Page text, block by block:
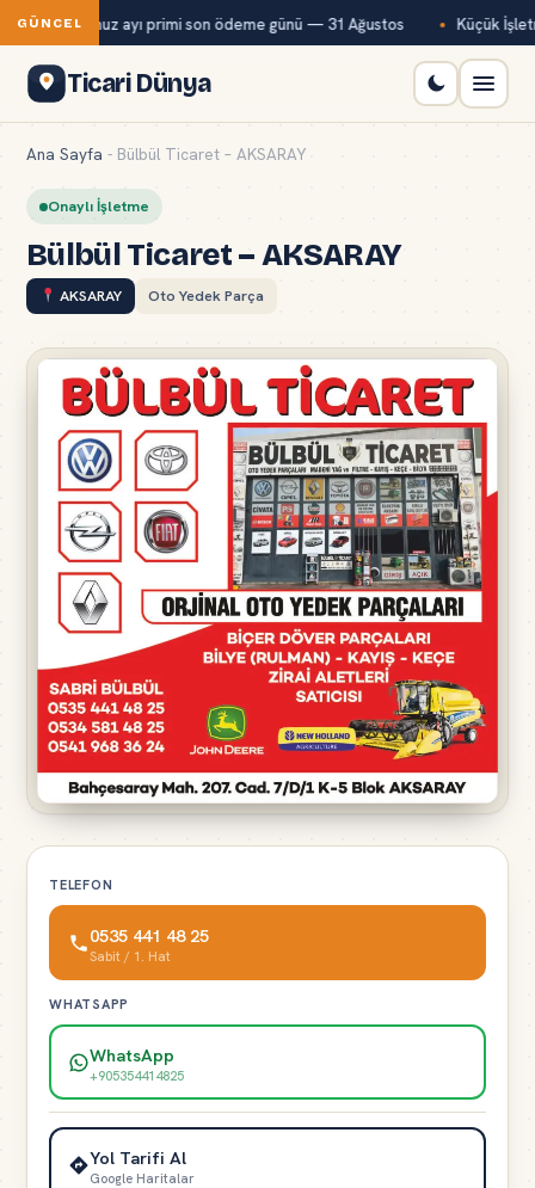
GÜNCEL
Kur temmuz ayı primi son ödeme günü — 31 Ağustos Küçük
Ticari Dünya
Ana Sayfa - Bülbül Ticaret – AKSARAY
Onaylı İşletme
Bülbül Ticaret – AKSARAY
AKSARAY Oto Yedek Parça
TELEFON
0535 441 48 25
Sabit / 1. Hat
WHATSAPP
WhatsApp
+905354414825
Yol Tarifi Al
Google Haritalar